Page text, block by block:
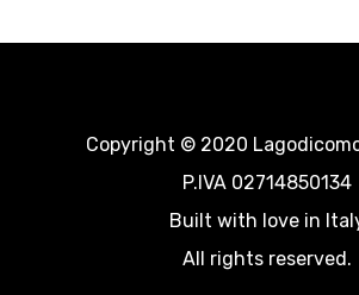
Copyright © 2020
P.IVA 02714850134
Built with love in
All rights reserved.